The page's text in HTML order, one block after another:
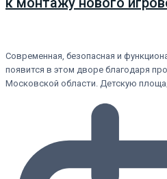
Современная, безопасная и
появится в этом дворе благодаря
Московской области. Детскую